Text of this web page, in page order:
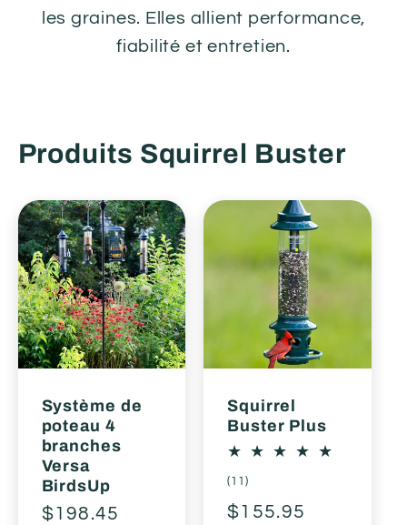
les graines. Elles allient performance,
fiabilité et entretien.
Produits Squirrel Buster
Système de
poteau 4
branches
Versa
BirdsUp
Prix
$198.45
Squirrel
Buster Plus
(11)11
des
Prix
$155.95